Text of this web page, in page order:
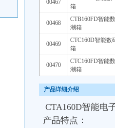
00467
箱
00468
CTB160FD智能
潮箱
00469
CTC160D智能数
箱
00470
CTC160FD智能
潮箱
产品详细介绍
CTA160D智能电
产品特点：